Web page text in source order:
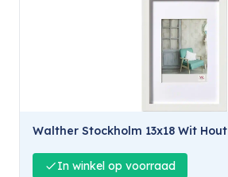
Walther Stockholm 13x18 Wit Hout
In winkel op voorraad